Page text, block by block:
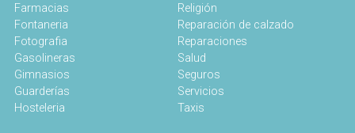
Farmacias
Fontaneria
Fotografia
Gasolineras
Gimnasios
Guarderías
Hosteleria
Religión
Reparación de calzado
Reparaciones
Salud
Seguros
Servicios
Taxis